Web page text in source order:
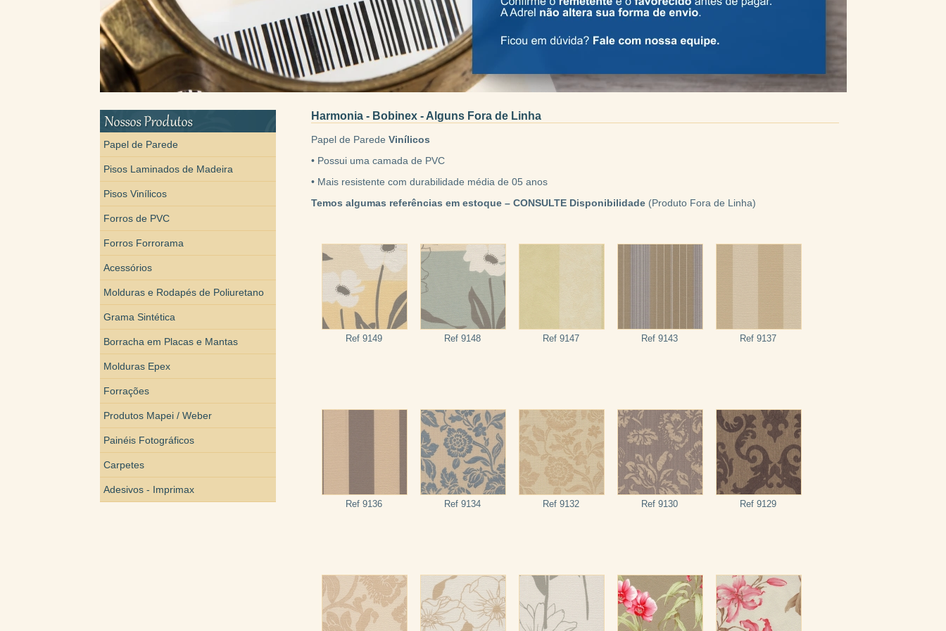
Papel de Parede
Pisos Laminados de Madeira
Pisos Vinílicos
Forros de PVC
Forros Forrorama
Acessórios
Molduras e Rodapés de Poliuretano
Grama Sintética
Borracha em Placas e Mantas
Molduras Epex
Forrações
Produtos Mapei / Weber
Painéis Fotográficos
Carpetes
Adesivos - Imprimax
Harmonia - Bobinex - Alguns Fora de Linha
Papel de Parede Vinílicos
• Possui uma camada de PVC
• Mais resistente com durabilidade média de 05 anos
Temos algumas referências em estoque – CONSULTE Disponibilidade (Produto Fora de Linha)
Ref 9149 Ref 9148 Ref 9147 Ref 9143 Ref 9137
Ref 9136 Ref 9134 Ref 9132 Ref 9130 Ref 9129